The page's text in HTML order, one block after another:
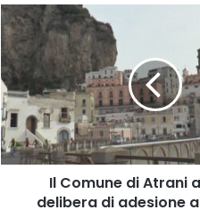
Il
Comune
di
Atrani
annulla
la
delibera
di
adesione
all’ASCCCA
Il Comune di Atrani
delibera di adesione